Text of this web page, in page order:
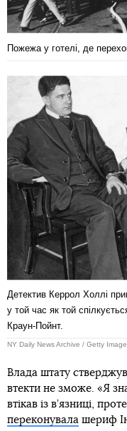
Пожежа у готелі, де
Детектив Керрол Холлі
у той час як той
Краун-Пойнт.
NY Daily News Archive / Getty
Влада штату
втекти не зможе. «Я
втікав із в’язниці,
переконувала шериф